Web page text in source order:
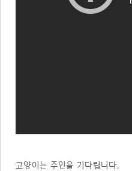
고양이는 주인을 기다립니다.